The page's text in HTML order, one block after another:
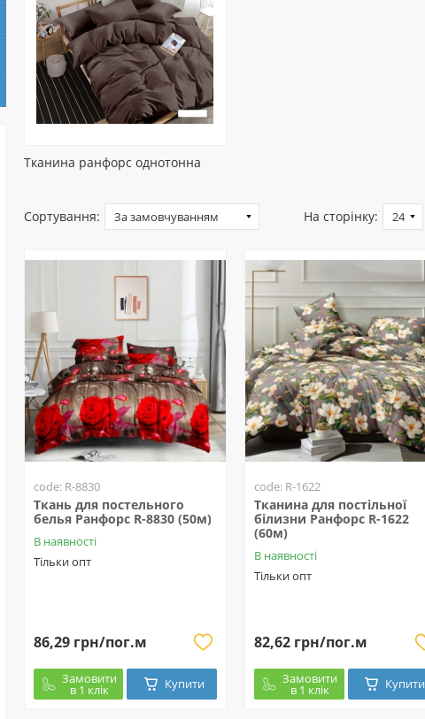
Тканина ранфорс однотонна
Сортування: На сторінку:
code: R-8830
Ткань для постельного
белья Ранфорс R-8830 (50м)
В наявності
Тільки опт
86,29 грн/пог.м
Замовити
в 1 клік Купити
code: R-1622
Тканина для постільної
білизни Ранфорс R-1622
(60м)
В наявності
Тільки опт
82,62 грн/пог.м
Замовити
в 1 клік Купити